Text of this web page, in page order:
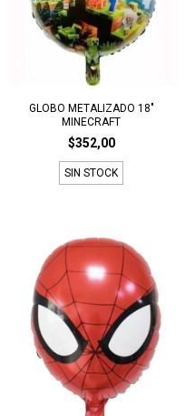
GLOBO METALIZADO 18"
MINECRAFT
$352,00
SIN STOCK